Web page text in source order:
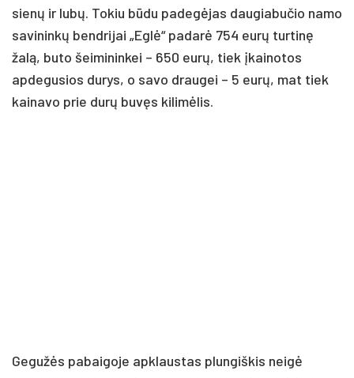
sienų ir lubų. Tokiu būdu padegėjas daugiabučio namo
savininkų bendrijai „Eglė“ padarė 754 eurų turtinę
žalą, buto šeimininkei – 650 eurų, tiek įkainotos
apdegusios durys, o savo draugei – 5 eurų, mat tiek
kainavo prie durų buvęs kilimėlis.
Gegužės pabaigoje apklaustas plungiškis neigė